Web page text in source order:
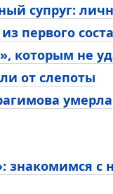
супруг:
первого
которым не
от слепоты
знакомимся с